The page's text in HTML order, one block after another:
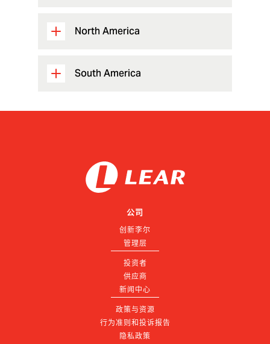
North America
South America
公司
创新李尔
管理层
投资者
供应商
新闻中心
政策与资源
行为准则和投诉报告
隐私政策